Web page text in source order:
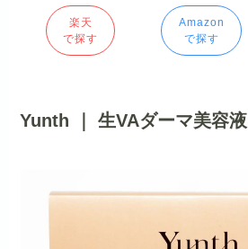
楽天
で探す
Amazon
で探す
Yunth ｜ 生VAダーマ美容液